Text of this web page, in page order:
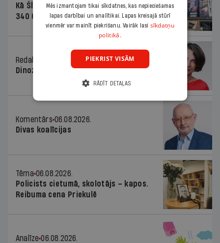
Kā Šlesera partija palika nesodīta par
340 000 vērtu reklāmas kampaņu
Redaktores sleja
06.08.2026.
Dinozaura triks
Komentārs 06.08.2026.
Divas koalīcijas
Tēma 06.08.2026.
Policists cietumā, skolotājs – kapos.
Reibuma cena Priekulē
Analīze 06.08.2026.
Mēs izmantojam tikai sīkdatnes, kas nepieciešamas
lapas darbībai un analītikai. Lapas kreisajā stūrī
vienmēr var mainīt piekrišanu. Vairāk lasi sīkdatņu
politikā.
PIEKRIST VISĀM
RĀDĪT DETAĻAS